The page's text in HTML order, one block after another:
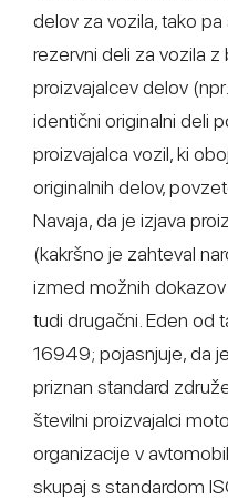
delov za vozila, tako
rezervni deli za vozila
proizvajalcev delov
identični originalni deli
proizvajalca vozil, ki
originalnih delov,
Navaja, da je izjava
(kakršno je zahteval
izmed možnih
tudi drugačni. Eden od
16949; pojasnjuje, da
priznan standard
številni proizvajalci
organizacije v
skupaj s standardom